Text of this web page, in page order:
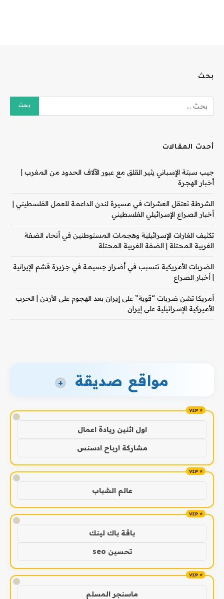
بحث
أحدث المقالات
جيب سبتة الإسباني يثير القلق مع عبور الآلاف الحدود من المغرب |
أخبار الهجرة
الشرطة تعتقل العشرات في مسيرة لندن الداعمة للعمل الفلسطيني |
أخبار الصراع الإسرائيلي الفلسطيني
تكثيف الغارات الإسرائيلية وهجمات المستوطنين في أنحاء الضفة
الغربية المحتلة | الضفة الغربية المحتلة
الضربات الأمريكية تتسبب في أضرار جسيمة في جزيرة قشم الإيرانية
| أخبار الصراع
أمريكا تشن ضربات “قوية” على إيران بعد الهجوم على الأردن | الحرب
الأميركية الإسرائيلية على إيران
مواقع صديقة +
!
اول اثنين ريادة اعمال
مشاركة ارباح ادسنس
!
عالم الشباب
!
باقة باك لينك
تحسين seo
!
ماسنجر المسلم